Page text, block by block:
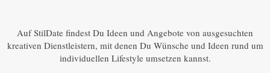
Auf StilDate findest Du Ideen und Angebote von ausgesuchten
kreativen Dienstleistern, mit denen Du Wünsche und Ideen rund um
individuellen Lifestyle umsetzen kannst.